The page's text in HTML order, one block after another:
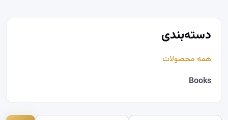
دسته‌بندی
همه محصولات
Books